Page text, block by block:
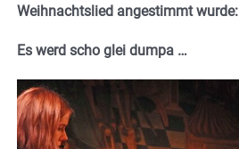
Weihnachtslied angestimmt wurde:
Es werd scho glei dumpa …